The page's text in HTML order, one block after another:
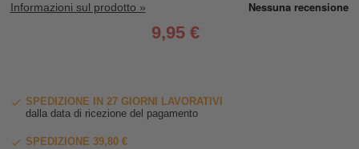
Informazioni sul prodotto »
9,95 €
SPEDIZIONE IN 27 GIORNI LAVORATIVI
dalla data di ricezione del pagamento
SPEDIZIONE 39,80 €